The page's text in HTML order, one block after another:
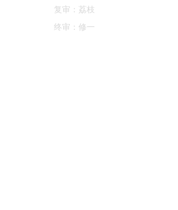
复审：荔枝
终审：修一